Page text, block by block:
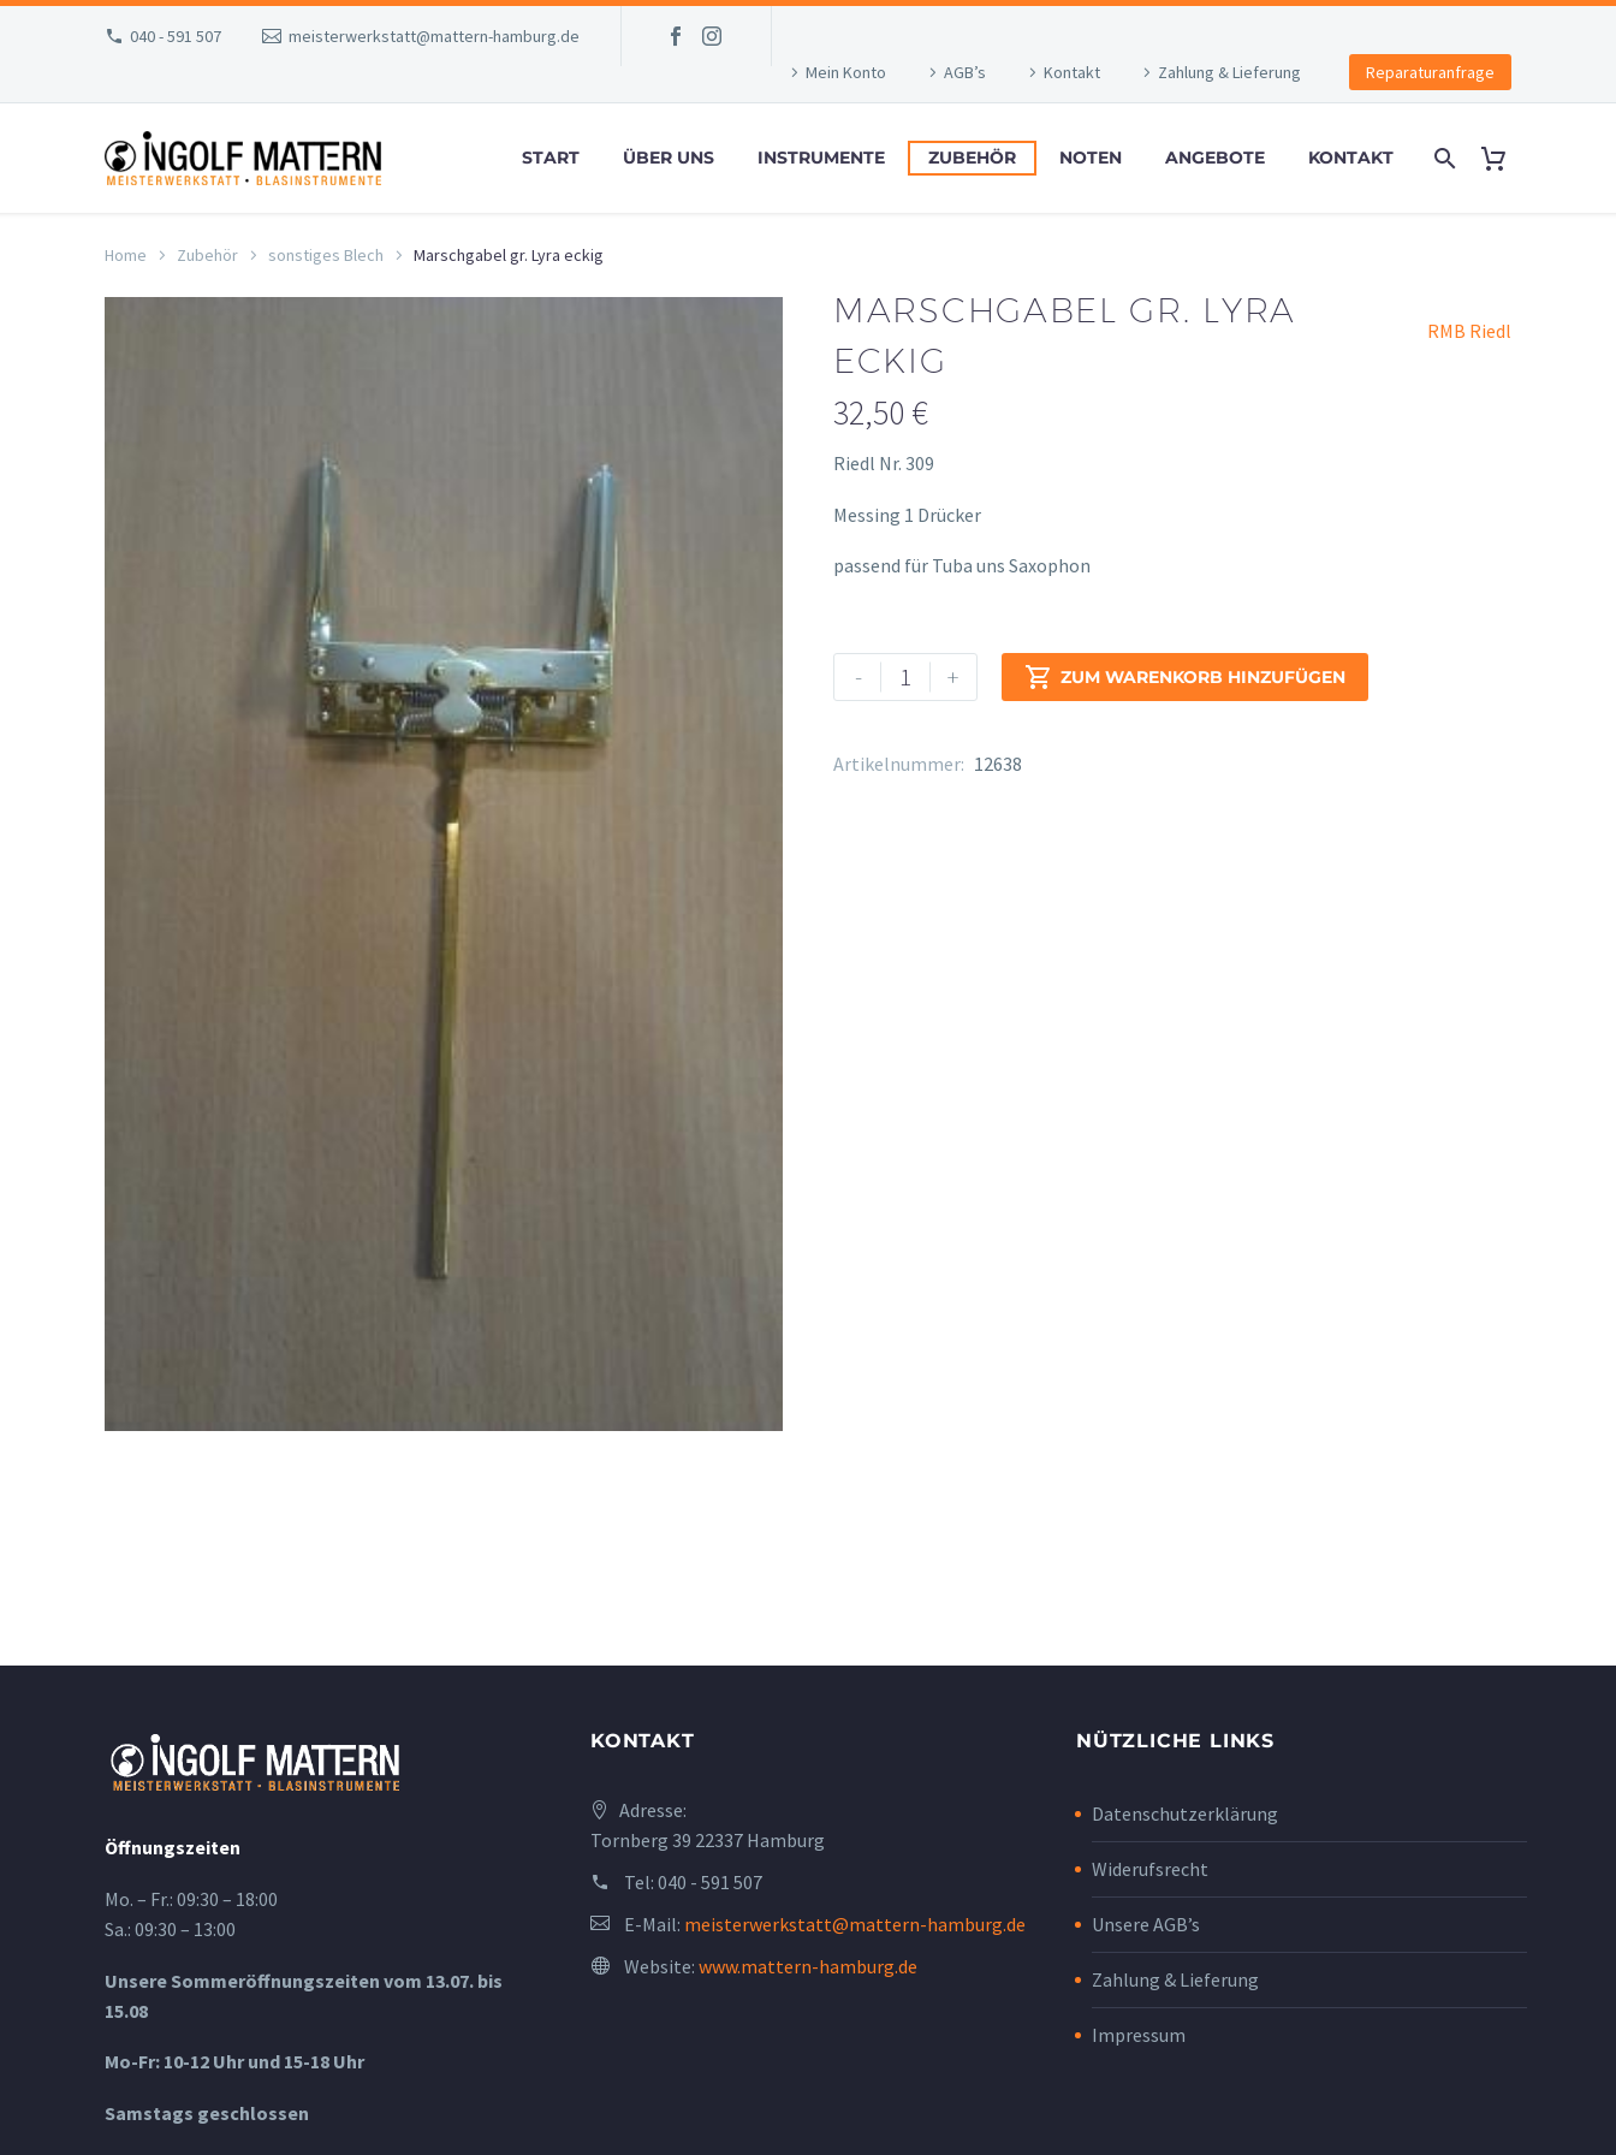
040 - 591 507
meisterwerkstatt@mattern-hamburg.de
Mein Konto
AGB’s Kontakt Zahlung & Lieferung Reparaturanfrage
START ÜBER UNS INSTRUMENTE ZUBEHÖR NOTEN ANGEBOTE KONTAKT
Home Zubehör sonstiges Blech Marschgabel gr. Lyra eckig
MARSCHGABEL GR. LYRA
ECKIG
RMB Riedl
32,50 €
Riedl Nr. 309
Messing 1 Drücker
passend für Tuba uns Saxophon
-
Marschgabel
gr.
eckig
+  ZUM WARENKORB HINZUFÜGEN
Alternative:
Artikelnummer: 12638
Öffnungszeiten
Mo. – Fr.: 09:30 – 18:00
Sa.: 09:30 – 13:00
Unsere Sommeröffnungszeiten vom 13.07. bis
15.08
Mo-Fr: 10-12 Uhr und 15-18 Uhr
Samstags geschlossen
KONTAKT
Adresse:
Tornberg 39 22337 Hamburg
Tel: 040 - 591 507
E-Mail: meisterwerkstatt@mattern-hamburg.de
Website: www.mattern-hamburg.de
NÜTZLICHE LINKS
Datenschutzerklärung
Widerufsrecht
Unsere AGB’s
Zahlung & Lieferung
Impressum